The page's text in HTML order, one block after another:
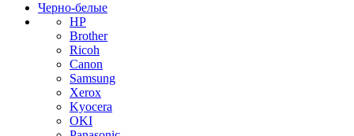
Черно-белые
HP
Brother
Ricoh
Canon
Samsung
Xerox
Kyocera
OKI